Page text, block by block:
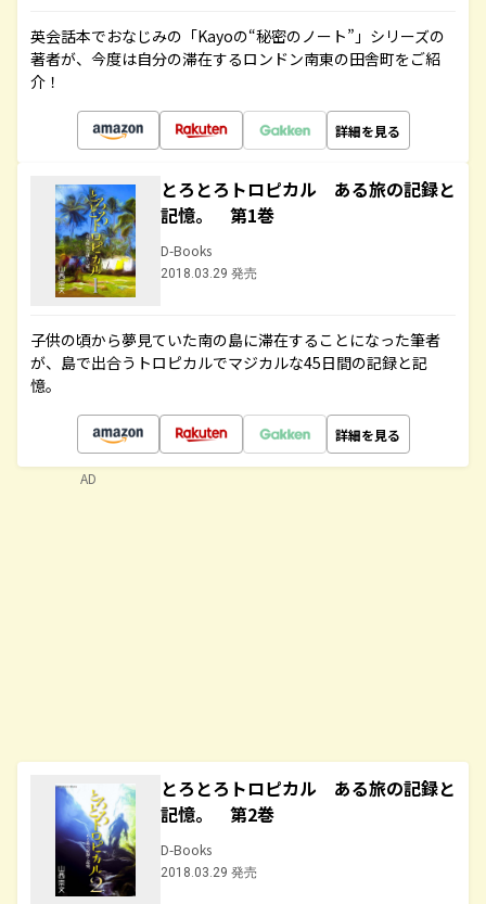
英会話本でおなじみの「Kayoの“秘密のノート”」シリーズの
著者が、今度は自分の滞在するロンドン南東の田舎町をご紹
介！
詳細を見る
とろとろトロピカル ある旅の記録と
記憶。 第1巻
D-Books
2018.03.29 発売
子供の頃から夢見ていた南の島に滞在することになった筆者
が、島で出合うトロピカルでマジカルな45日間の記録と記
憶。
詳細を見る
とろとろトロピカル ある旅の記録と
記憶。 第2巻
D-Books
2018.03.29 発売
AD